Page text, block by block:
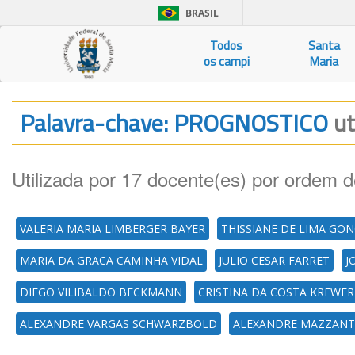
BRASIL
Todos
os campi
Santa
Maria
Palavra-chave: PROGNOSTICO
Utilizada por 17 docente(es) por ordem
VALERIA MARIA LIMBERGER BAYER THISSIANE DE LIMA
MARIA DA GRACA CAMINHA VIDAL JULIO CESAR FARRET
DIEGO VILIBALDO BECKMANN CRISTINA DA COSTA
ALEXANDRE VARGAS SCHWARZBOLD ALEXANDRE